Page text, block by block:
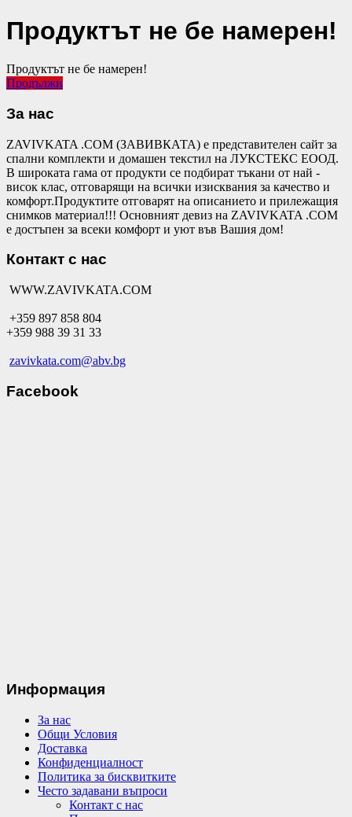
Продуктът не бе намерен!
Продуктът не бе намерен!
Продължи
За нас
ZAVIVKATA .COM (ЗАВИВКАТА) е представителен сайт за
спални комплекти и домашен текстил на ЛУКСТЕКС ЕООД.
В широката гама от продукти се подбират тъкани от най -
висок клас, отговарящи на всички изисквания за качество и
комфорт.Продуктите отговарят на описанието и прилежащия
снимков материал!!! Основният девиз на ZAVIVKATA .COM
е достъпен за всеки комфорт и уют във Вашия дом!
Контакт с нас
WWW.ZAVIVKATA.COM
+359 897 858 804
+359 988 39 31 33
zavivkata.com@abv.bg
Facebook
Информация
За нас
Общи Условия
Доставка
Конфиденциалност
Политика за бисквитките
Често задавани въпроси
Контакт с нас